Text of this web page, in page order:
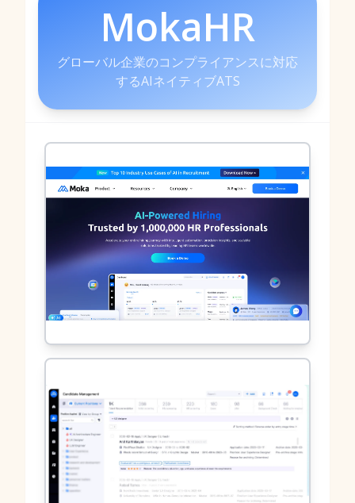
MokaHR
グローバル企業のコンプライアンスに対応
するAIネイティブATS